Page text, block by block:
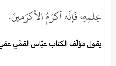
عِلمِهِ، فَإنَّه أكرَمُ الأكرَمينَ.
يقول مؤلّف الكتاب عبّاس القمّي عفي